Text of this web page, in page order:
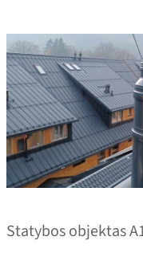
Statybos objektas